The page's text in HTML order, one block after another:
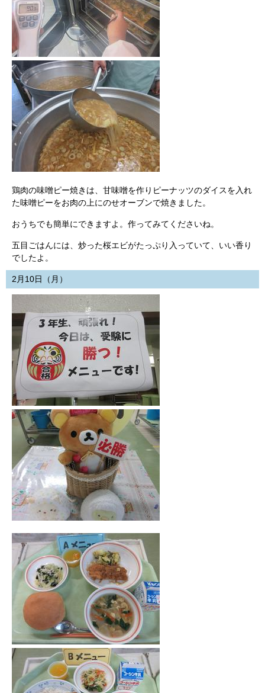
鶏肉の味噌ピー焼きは、甘味噌を作りピーナッツのダイスを入れ
た味噌ピーをお肉の上にのせオーブンで焼きました。
おうちでも簡単にできますよ。作ってみてくださいね。
五目ごはんには、炒った桜エビがたっぷり入っていて、いい香り
でしたよ。
2月10日（月）